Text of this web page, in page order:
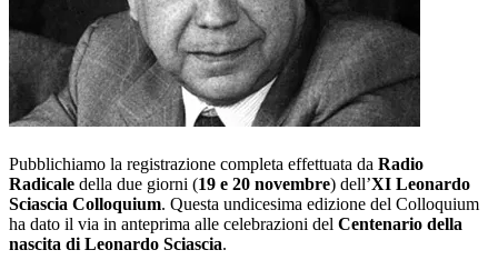
Pubblichiamo la registrazione completa effettuata da Radio
Radicale della due giorni (19 e 20 novembre) dell’XI Leonardo
Sciascia Colloquium. Questa undicesima edizione del Colloquium
ha dato il via in anteprima alle celebrazioni del Centenario della
nascita di Leonardo Sciascia.